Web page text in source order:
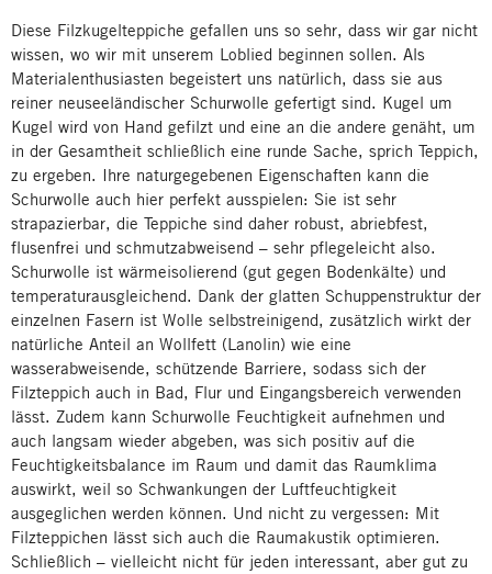
Diese Filzkugelteppiche gefallen uns so sehr, dass wir gar nicht
wissen, wo wir mit unserem Loblied beginnen sollen. Als
Materialenthusiasten begeistert uns natürlich, dass sie aus
reiner neuseeländischer Schurwolle gefertigt sind. Kugel um
Kugel wird von Hand gefilzt und eine an die andere genäht, um
in der Gesamtheit schließlich eine runde Sache, sprich Teppich,
zu ergeben. Ihre naturgegebenen Eigenschaften kann die
Schurwolle auch hier perfekt ausspielen: Sie ist sehr
strapazierbar, die Teppiche sind daher robust, abriebfest,
flusenfrei und schmutzabweisend – sehr pflegeleicht also.
Schurwolle ist wärmeisolierend (gut gegen Bodenkälte) und
temperaturausgleichend. Dank der glatten Schuppenstruktur der
einzelnen Fasern ist Wolle selbstreinigend, zusätzlich wirkt der
natürliche Anteil an Wollfett (Lanolin) wie eine
wasserabweisende, schützende Barriere, sodass sich der
Filzteppich auch in Bad, Flur und Eingangsbereich verwenden
lässt. Zudem kann Schurwolle Feuchtigkeit aufnehmen und
auch langsam wieder abgeben, was sich positiv auf die
Feuchtigkeitsbalance im Raum und damit das Raumklima
auswirkt, weil so Schwankungen der Luftfeuchtigkeit
ausgeglichen werden können. Und nicht zu vergessen: Mit
Filzteppichen lässt sich auch die Raumakustik optimieren.
Schließlich – vielleicht nicht für jeden interessant, aber gut zu